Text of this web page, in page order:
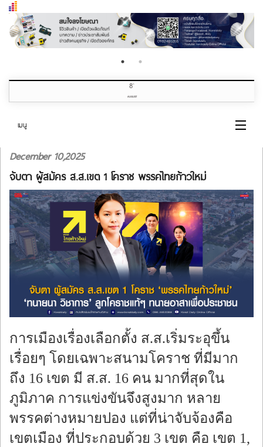
8th
AUGUST
เมนู
หน้าแรก
หมวดข่าว
เกี่ยวกับเรา
ติดต่อเรา
ร้องทุกข์
December 10,2025
จับตา ผู้สมัคร ส.ส.เขต 1 โคราช พรรคไทยก้าวใหม่
การเมืองเรื่องเลือกตั้ง ส.ส.เริ่มระอุขึ้น
เรื่อยๆ โดยเฉพาะสนามโคราช ที่มีมาก
ถึง 16 เขต มี ส.ส. 16 คน มากที่สุดใน
ภูมิภาค การแข่งขันจึงสูงมาก หลาย
พรรคต่างหมายปอง แต่ที่น่าจับจ้องคือ
เขตเมือง ที่ประกอบด้วย 3 เขต คือ เขต 1,